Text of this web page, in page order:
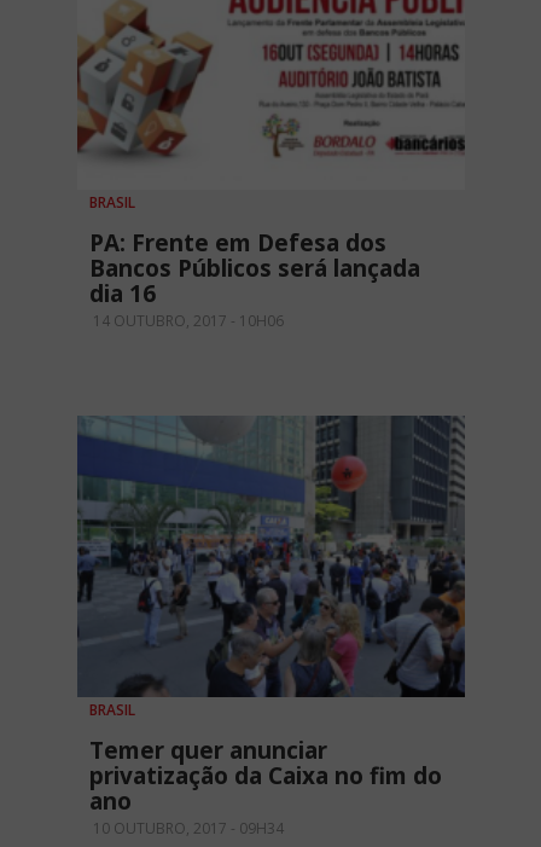
BRASIL
PA: Frente em Defesa dos
Bancos Públicos será lançada
dia 16
14 OUTUBRO, 2017 - 10H06
BRASIL
Temer quer anunciar
privatização da Caixa no fim do
ano
10 OUTUBRO, 2017 - 09H34